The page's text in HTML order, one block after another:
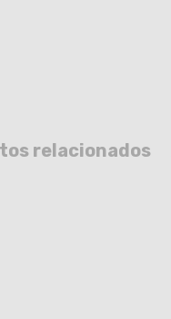
relacionados